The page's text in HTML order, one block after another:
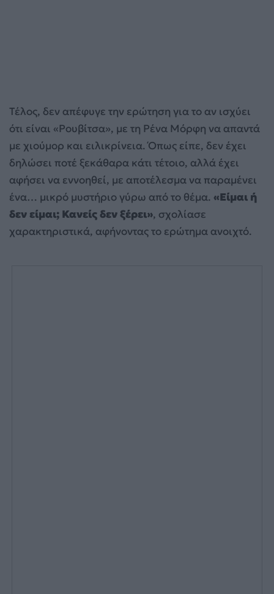
Τέλος, δεν απέφυγε την ερώτηση για το αν ισχύει
ότι είναι «Ρουβίτσα», με τη Ρένα Μόρφη να απαντά
με χιούμορ και ειλικρίνεια. Όπως είπε, δεν έχει
δηλώσει ποτέ ξεκάθαρα κάτι τέτοιο, αλλά έχει
αφήσει να εννοηθεί, με αποτέλεσμα να παραμένει
ένα… μικρό μυστήριο γύρω από το θέμα. «Είμαι ή
δεν είμαι; Κανείς δεν ξέρει», σχολίασε
χαρακτηριστικά, αφήνοντας το ερώτημα ανοιχτό.